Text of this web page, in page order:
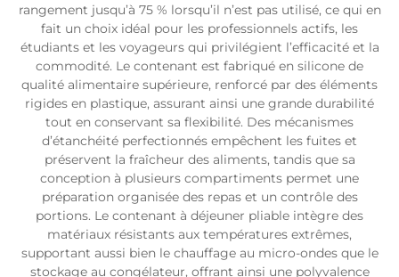
rangement jusqu’à 75 % lorsqu’il n’est pas utilisé, ce qui en
fait un choix idéal pour les professionnels actifs, les
étudiants et les voyageurs qui privilégient l’efficacité et la
commodité. Le contenant est fabriqué en silicone de
qualité alimentaire supérieure, renforcé par des éléments
rigides en plastique, assurant ainsi une grande durabilité
tout en conservant sa flexibilité. Des mécanismes
d’étanchéité perfectionnés empêchent les fuites et
préservent la fraîcheur des aliments, tandis que sa
conception à plusieurs compartiments permet une
préparation organisée des repas et un contrôle des
portions. Le contenant à déjeuner pliable intègre des
matériaux résistants aux températures extrêmes,
supportant aussi bien le chauffage au micro-ondes que le
stockage au congélateur, offrant ainsi une polyvalence